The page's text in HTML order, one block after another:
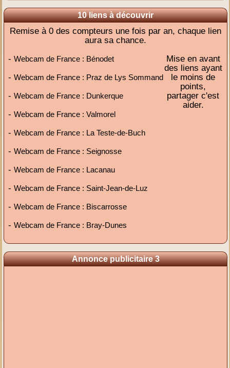
10 liens à découvrir
Remise à 0 des compteurs une fois par an, chaque lien
aura sa chance.
-Webcam de France : Bénodet
-Webcam de France : Praz de Lys Sommand
-Webcam de France : Dunkerque
-Webcam de France : Valmorel
-Webcam de France : La Teste-de-Buch
-Webcam de France : Seignosse
-Webcam de France : Lacanau
-Webcam de France : Saint-Jean-de-Luz
-Webcam de France : Biscarrosse
-Webcam de France : Bray-Dunes
Mise en avant
des liens ayant
le moins de
points,
partager c'est
aider.
Annonce publicitaire 3